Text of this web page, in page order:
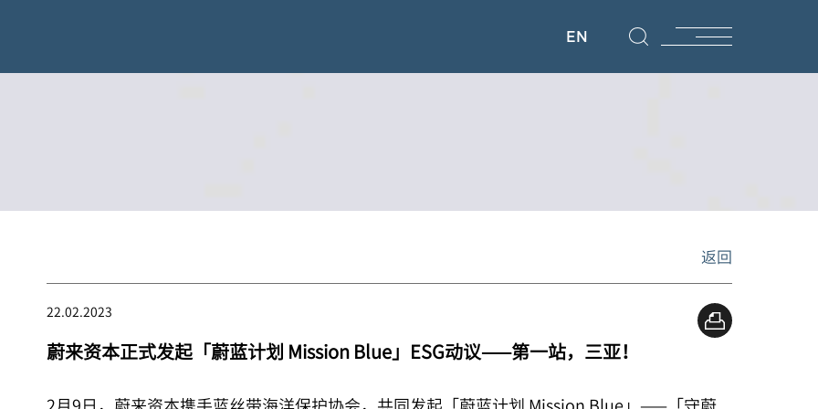
EN
返回
22.02.2023
蔚来资本正式发起「蔚蓝计划 Mission Blue」ESG动议——第一站，三亚！